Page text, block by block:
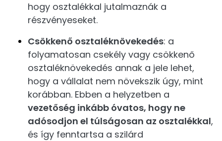
hogy osztalékkal jutalmaznák a
részvényeseket.
Csökkenő osztaléknövekedés: a
folyamatosan csekély vagy csökkenő
osztaléknövekedés annak a jele lehet,
hogy a vállalat nem növekszik úgy, mint
korábban. Ebben a helyzetben a
vezetőség inkább óvatos, hogy ne
adósodjon el túlságosan az osztalékkal,
és így fenntartsa a szilárd